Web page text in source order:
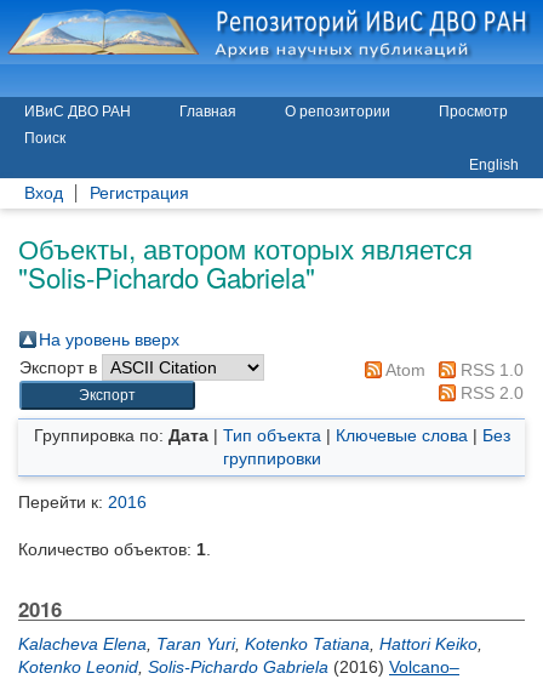
ИВиС ДВО РАН Главная О репозитории
Просмотр
Поиск
English
Вход Регистрация
Объекты, автором которых является
"Solis-Pichardo Gabriela"
На уровень вверх
Экспорт в
Atom
RSS 1.0
RSS 2.0
Группировка по: Дата| Тип объекта | Ключевые слова | Без
группировки
Перейти к: 2016
Количество объектов: 1
2016
Kalacheva Elena Taran Yuri, Kotenko Tatiana Hattori Keiko
Kotenko Leonid Solis-Pichardo Gabriela (2016) Volcano–